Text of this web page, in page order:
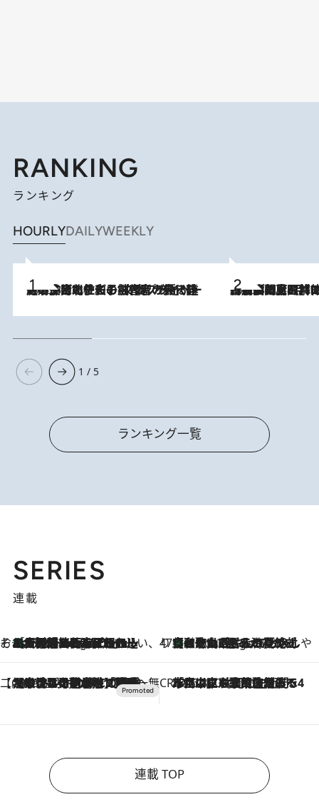
RANKING
ランキング
HOURLYDAILYWEEKLY
2026.8.3
《「文士の子ども被害者の会」発足！》阿川佐和子（72）が語る遠藤周作に北杜夫、劇作家・矢代静一の子どもたちの“文豪プライベート事件簿” 2026.8.8
「最後に見られてよかった」上野動物園の東園パンダ舎が解体前に特別公開。8月16日まで延長されたパネル展と共に辿る“半世紀”のパンダ飼育《解体工事の図面あり》
1 / 5
ランキング一覧
SERIES
連載
そおだよおこの関西おいしい、おやつ紀行4 Hours Ago
［大阪府箕面市］一皿一皿目の前で仕上げられる、料理を巧みに組み込んだアシェットデセールコース「ミチル アシェット デセール（Michiru assiette dessert）」 47都道府県の手みやげ ひんやりスイーツで夏を満喫
4 Hours Ago
【和歌山県】この夏絶対食べたい 冷やしておいしいおやつ3選 みかんがごろっと丸ごと入ったジュレ
【CREA×星野リゾート】唯一無二。癒しと発見が待つ場所へ
2026.8.7
【トンボの足水浴】ヒノキの香りに包まれて涼感マックス！約13℃の湧水かけ流しを避暑地「星野温泉 トンボの湯」で体験 CREA'S CHOICE
2026.8.7
「立川にも歌舞伎があるんだよ」 片岡仁左衛門・市川中車ら豪華座組みで4年目の立川立飛歌舞伎へ
連載 TOP